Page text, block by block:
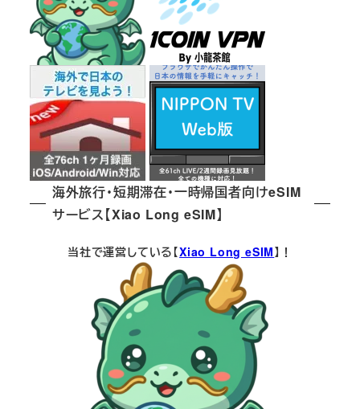
海外旅行・短期滞在・一時帰国者向けeSIM
サービス【Xiao Long eSIM】
当社で運営している【Xiao Long eSIM】！